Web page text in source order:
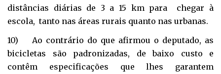
distâncias diárias de 3 a 15 km para chegar à
escola, tanto nas áreas rurais quanto nas urbanas.
10) Ao contrário do que afirmou o deputado, as
bicicletas são padronizadas, de baixo custo e
contêm especificações que lhes garantem